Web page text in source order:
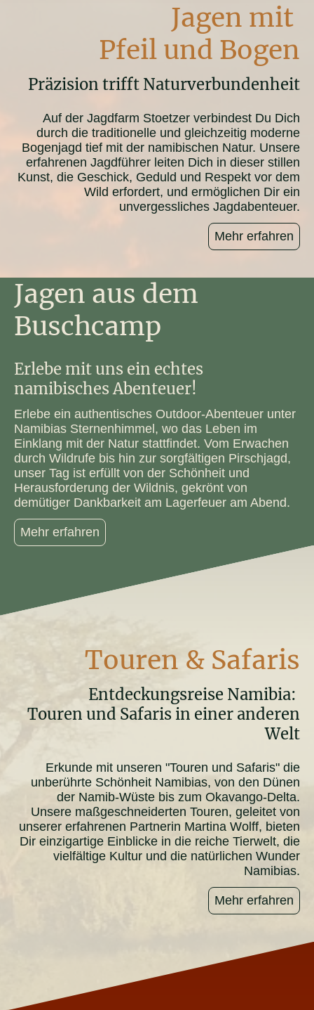
Jagen mit
Pfeil und Bogen
Präzision trifft Naturverbundenheit
Auf der Jagdfarm Stoetzer verbindest Du Dich
durch die traditionelle und gleichzeitig moderne
Bogenjagd tief mit der namibischen Natur. Unsere
erfahrenen Jagdführer leiten Dich in dieser stillen
Kunst, die Geschick, Geduld und Respekt vor dem
Wild erfordert, und ermöglichen Dir ein
unvergessliches Jagdabenteuer.
Mehr erfahren
Jagen aus dem
Buschcamp
Erlebe mit uns ein echtes
namibisches Abenteuer!
Erlebe ein authentisches Outdoor-Abenteuer unter
Namibias Sternenhimmel, wo das Leben im
Einklang mit der Natur stattfindet. Vom Erwachen
durch Wildrufe bis hin zur sorgfältigen Pirschjagd,
unser Tag ist erfüllt von der Schönheit und
Herausforderung der Wildnis, gekrönt von
demütiger Dankbarkeit am Lagerfeuer am Abend.
Mehr erfahren
Touren & Safaris
Entdeckungsreise Namibia:
Touren und Safaris in einer anderen
Welt
Erkunde mit unseren "Touren und Safaris" die
unberührte Schönheit Namibias, von den Dünen
der Namib-Wüste bis zum Okavango-Delta.
Unsere maßgeschneiderten Touren, geleitet von
unserer erfahrenen Partnerin Martina Wolff, bieten
Dir einzigartige Einblicke in die reiche Tierwelt, die
vielfältige Kultur und die natürlichen Wunder
Namibias.
Mehr erfahren